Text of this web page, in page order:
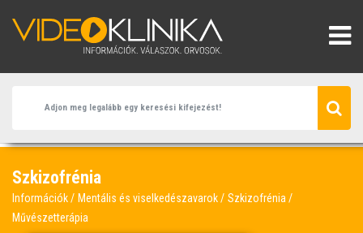
Szkizofrénia
Információk Mentális és viselkedészavarok
Szkizofrénia
Művészetterápia